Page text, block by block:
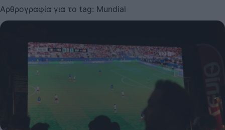
Αρθρογραφία για το tag: Mundial